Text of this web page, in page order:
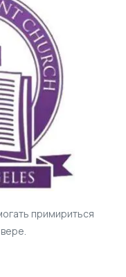
примириться